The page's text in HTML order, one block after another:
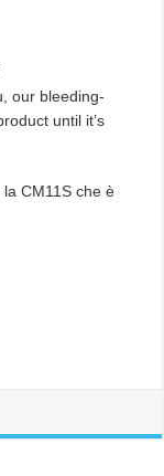
our bleeding-
until it’s
CM11S che è